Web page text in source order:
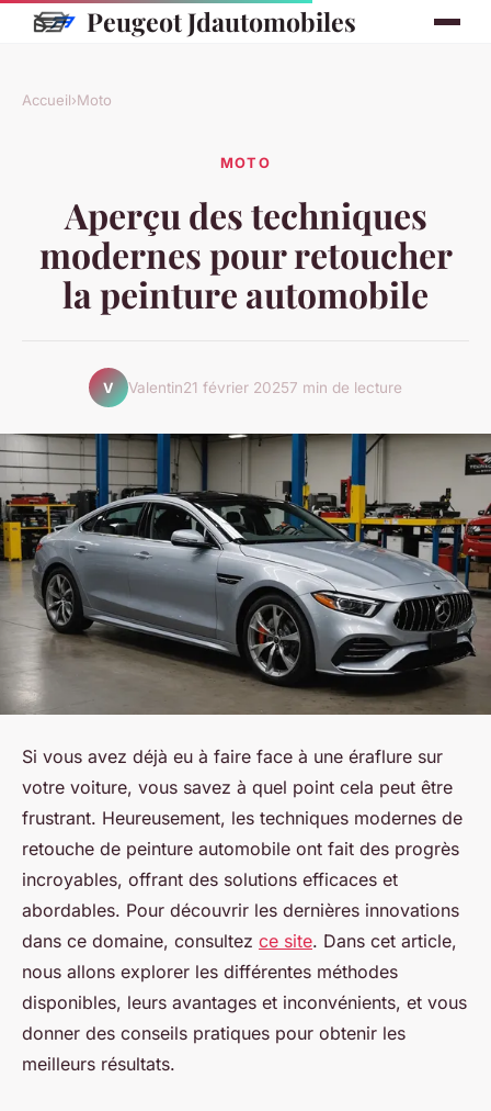
Peugeot Jdautomobiles
Accueil›Moto
MOTO
Aperçu des techniques
modernes pour retoucher
la peinture automobile
V Valentin21 février 20257 min de lecture
Si vous avez déjà eu à faire face à une éraflure sur
votre voiture, vous savez à quel point cela peut être
frustrant. Heureusement, les techniques modernes de
retouche de peinture automobile ont fait des progrès
incroyables, offrant des solutions efficaces et
abordables. Pour découvrir les dernières innovations
dans ce domaine, consultez ce site. Dans cet article,
nous allons explorer les différentes méthodes
disponibles, leurs avantages et inconvénients, et vous
donner des conseils pratiques pour obtenir les
meilleurs résultats.